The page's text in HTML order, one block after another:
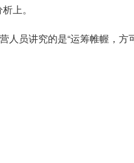
上。
人员讲究的是“运筹帷幄，方